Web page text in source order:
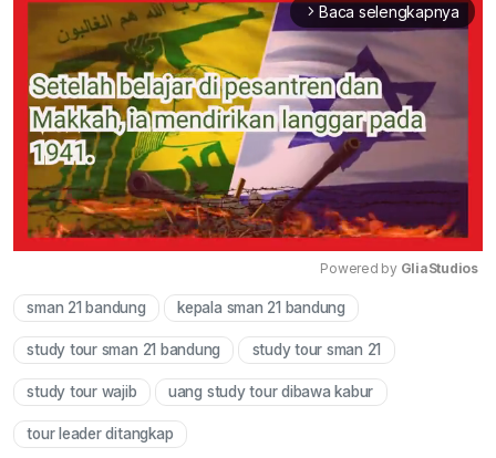
arrow_forward_ios Baca selengkapnya
Powered by GliaStudios
sman 21 bandung kepala sman 21 bandung
study tour sman 21 bandung study tour sman 21
study tour wajib uang study tour dibawa kabur
tour leader ditangkap